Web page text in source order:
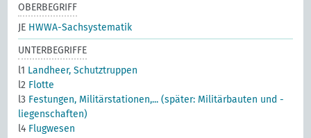
OBERBEGRIFF
JE HWWA-Sachsystematik
UNTERBEGRIFFE
l1 Landheer, Schutztruppen
l2 Flotte
l3 Festungen, Militärstationen,... (später: Militärbauten und -
liegenschaften)
l4 Flugwesen